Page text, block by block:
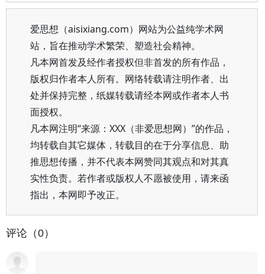
爱思想（aisixiang.com）网站为公益纯学术网
站，旨在推动学术繁荣、塑造社会精神。
凡本网首发及经作者授权但非首发的所有作品，
版权归作者本人所有。网络转载请注明作者、出
处并保持完整，纸媒转载请经本网或作者本人书
面授权。
凡本网注明“来源：XXX（非爱思想网）”的作品，
均转载自其它媒体，转载目的在于分享信息、助
推思想传播，并不代表本网赞同其观点和对其真
实性负责。若作者或版权人不愿被使用，请来函
指出，本网即予改正。
评论（0）